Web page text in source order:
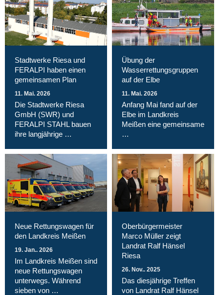
Stadtwerke Riesa und
FERALPI haben einen
gemeinsamen Plan
11. Mai. 2026
Die Stadtwerke Riesa
GmbH (SWR) und
FERALPI STAHL bauen
ihre langjährige …
Übung der
Wasserrettungsgruppen
auf der Elbe
11. Mai. 2026
Anfang Mai fand auf der
Elbe im Landkreis
Meißen eine gemeinsame
…
Neue Rettungswagen für
den Landkreis Meißen
19. Jan.. 2026
Im Landkreis Meißen sind
neue Rettungswagen
unterwegs. Während
sieben von …
Oberbürgermeister
Marco Müller zeigt
Landrat Ralf Hänsel
Riesa
26. Nov.. 2025
Das diesjährige Treffen
von Landrat Ralf Hänsel